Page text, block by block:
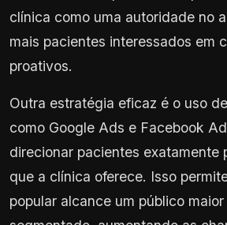
clínica como uma autoridade no
mais pacientes interessados em
proativos.
Outra estratégia eficaz é o uso
como Google Ads e Facebook
direcionar pacientes exatamente
que a clínica oferece. Isso
popular alcance um público maior